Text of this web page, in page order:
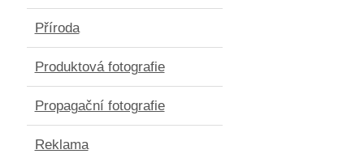
Příroda
Produktová fotografie
Propagační fotografie
Reklama